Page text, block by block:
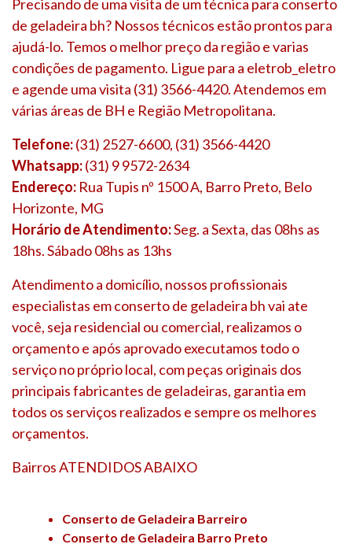
Precisando de uma visita de um técnica para conserto
de geladeira bh? Nossos técnicos estão prontos para
ajudá-lo. Temos o melhor preço da região e varias
condições de pagamento. Ligue para a eletrob_eletro
e agende uma visita (31) 3566-4420. Atendemos em
várias áreas de BH e Região Metropolitana.
Telefone:(31) 2527-6600, (31) 3566-4420
Whatsapp:(31) 9 9572-2634
Endereço: Rua Tupis nº 1500 A, Barro Preto, Belo
Horizonte, MG
Horário de Atendimento:Seg. a Sexta, das 08hs as
18hs. Sábado 08hs as 13hs
Atendimento a domicílio, nossos profissionais
especialistas em conserto de geladeira bh vai ate
você, seja residencial ou comercial, realizamos o
orçamento e após aprovado executamos todo o
serviço no próprio local, com peças originais dos
principais fabricantes de geladeiras, garantia em
todos os serviços realizados e sempre os melhores
orçamentos.
Bairros ATENDIDOS ABAIXO
Conserto de Geladeira Barreiro
Conserto de Geladeira Barro Preto